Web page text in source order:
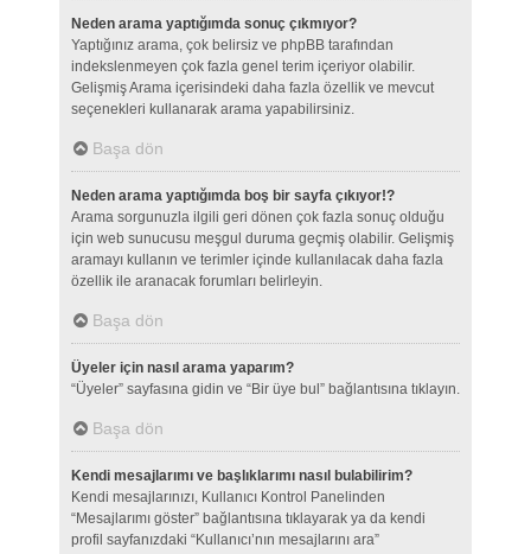
Neden arama yaptığımda sonuç çıkmıyor?
Yaptığınız arama, çok belirsiz ve phpBB tarafından
indekslenmeyen çok fazla genel terim içeriyor olabilir.
Gelişmiş Arama içerisindeki daha fazla özellik ve mevcut
seçenekleri kullanarak arama yapabilirsiniz.
Başa dön
Neden arama yaptığımda boş bir sayfa çıkıyor!?
Arama sorgunuzla ilgili geri dönen çok fazla sonuç olduğu
için web sunucusu meşgul duruma geçmiş olabilir. Gelişmiş
aramayı kullanın ve terimler içinde kullanılacak daha fazla
özellik ile aranacak forumları belirleyin.
Başa dön
Üyeler için nasıl arama yaparım?
“Üyeler” sayfasına gidin ve “Bir üye bul” bağlantısına tıklayın.
Başa dön
Kendi mesajlarımı ve başlıklarımı nasıl bulabilirim?
Kendi mesajlarınızı, Kullanıcı Kontrol Panelinden
“Mesajlarımı göster” bağlantısına tıklayarak ya da kendi
profil sayfanızdaki “Kullanıcı’nın mesajlarını ara”